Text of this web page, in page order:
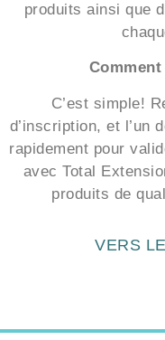
bénéficiez de prix
produits ainsi que
C’est simple!
d’inscription, et l’un
rapidement pour
avec Total